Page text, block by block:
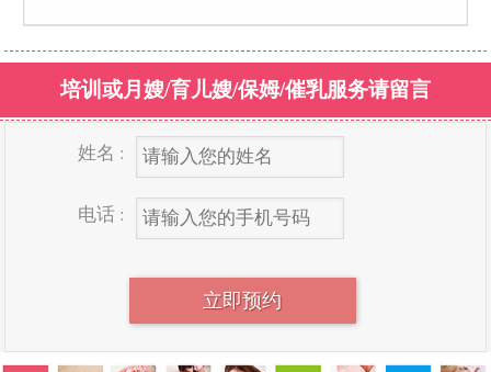
培训或月嫂/育儿嫂/保姆/催乳服务请留言
姓名 :
电话 :